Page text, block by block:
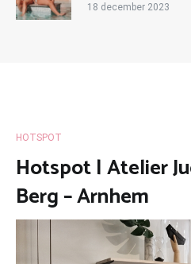
18 december 2023
HOTSPOT
Hotspot | Atelier
Berg – Arnhem